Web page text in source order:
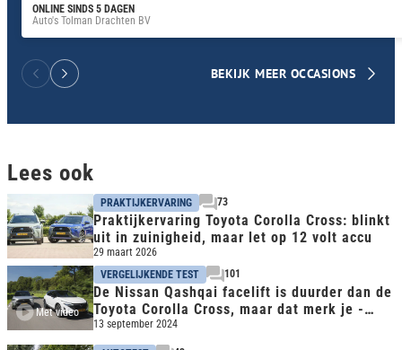
ONLINE SINDS 5 DAGEN
Auto's Tolman Drachten BV
BEKIJK MEER OCCASIONS
Lees ook
PRAKTIJKERVARING 73
Praktijkervaring Toyota Corolla Cross: blinkt
uit in zuinigheid, maar let op 12 volt accu
29 maart 2026
Met video
VERGELIJKENDE TEST 101
De Nissan Qashqai facelift is duurder dan de
Toyota Corolla Cross, maar dat merk je -
Vergelijkende
13 september 2024